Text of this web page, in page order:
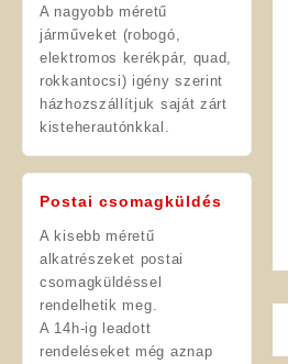
A nagyobb méretű
járműveket (robogó,
elektromos kerékpár, quad,
rokkantocsi) igény szerint
házhozszállítjuk saját zárt
kisteherautónkkal.
Postai csomagküldés
A kisebb méretű
alkatrészeket postai
csomagküldéssel
rendelhetik meg.
A 14h-ig leadott
rendeléseket még aznap